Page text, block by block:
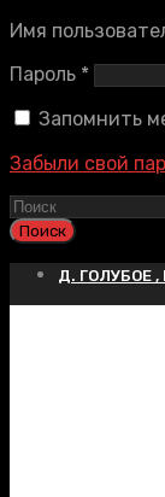
Имя
Пароль *
Запомнить
Забыли свой
Д. ГОЛУБОЕ